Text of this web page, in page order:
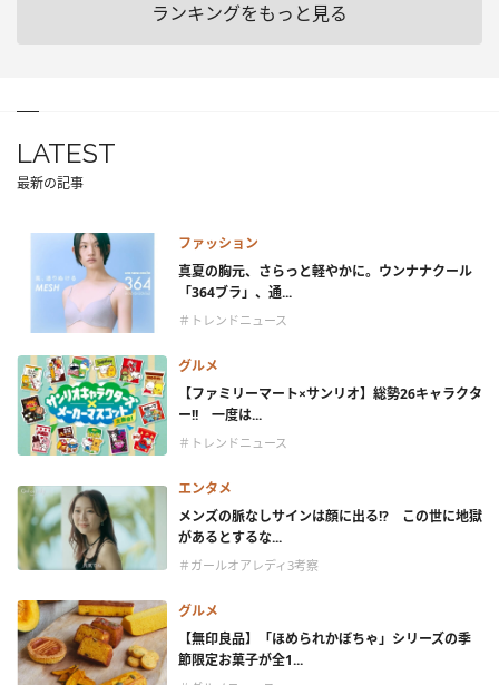
ランキングをもっと見る
LATEST
最新の記事
ファッション
真夏の胸元、さらっと軽やかに。ウンナナクール
「364ブラ」、通...
＃トレンドニュース
グルメ
【ファミリーマート×サンリオ】総勢26キャラクタ
ー!! 一度は...
＃トレンドニュース
エンタメ
メンズの脈なしサインは顔に出る!? この世に地獄
があるとするな...
＃ガールオアレディ3考察
グルメ
【無印良品】「ほめられかぼちゃ」シリーズの季
節限定お菓子が全1...